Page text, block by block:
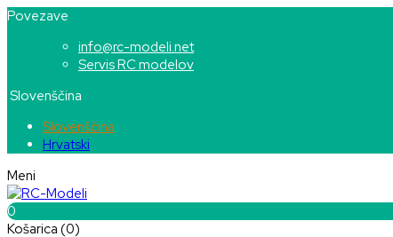
Povezave
info@rc-modeli.net
Servis RC modelov
Slovenščina
Slovenščina
Hrvatski
Meni
0
Košarica (0)